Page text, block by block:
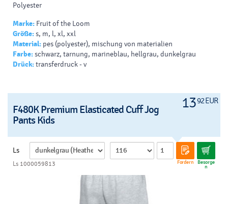
Polyester
Marke: Fruit of the Loom
Größe:s, m, l, xl, xxl
Material: pes (polyester), mischung von materialien
Farbe:schwarz, tarnung, marineblau, hellgrau, dunkelgrau
Drück:transferdruck - v
1392 EUR
F480K Premium Elasticated Cuff Jog
Pants Kids
Ls
Fordern Besorge
n
Ls 1000059813